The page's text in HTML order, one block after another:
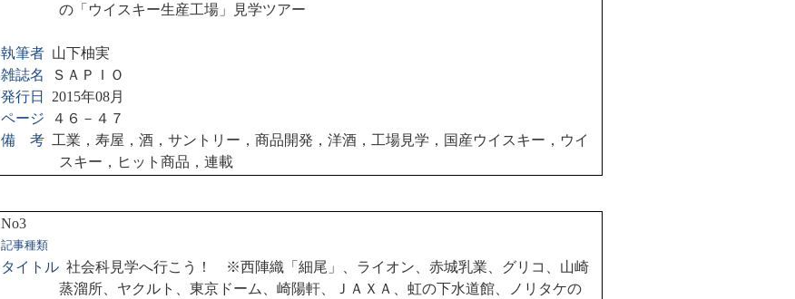
の「ウイスキー生産工場」見学ツアー
執筆者 山下柚実
雑誌名
ＳＡＰＩＯ
発行日
2015年08月
ページ
４６－４７
備 考 工業，寿屋，酒，サントリー，商品開発，洋酒，工場見学，国産ウイスキー，ウイ
スキー，ヒット商品，連載
No3
記事種類
タイトル 社会科見学へ行こう！ ※西陣織「細尾」、ライオン、赤城乳業、グリコ、山崎
蒸溜所、ヤクルト、東京ドーム、崎陽軒、ＪＡＸＡ、虹の下水道館、ノリタケの